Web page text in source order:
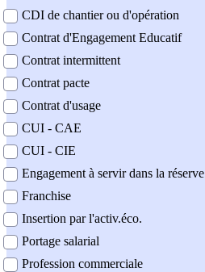
CDI de chantier ou d'opération
Contrat d'Engagement Educatif
Contrat intermittent
Contrat pacte
Contrat d'usage
CUI - CAE
CUI - CIE
Engagement à servir dans la réserve
Franchise
Insertion par l'activ.éco.
Portage salarial
Profession commerciale